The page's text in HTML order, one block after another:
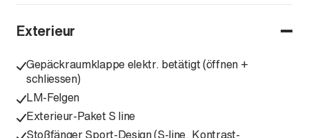
Exterieur
Gepäckraumklappe elektr. betätigt (öffnen +
schliessen)
LM-Felgen
Exterieur-Paket S line
Stoßfänger Sport-Design (S-line, Kontrast-